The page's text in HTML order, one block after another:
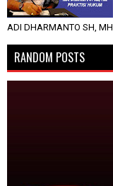
ADI DHARMANTO SH, MH
RANDOM POSTS